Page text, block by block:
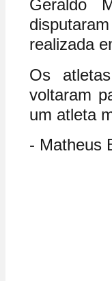
Geraldo
realizada
Os
voltaram
um atleta
- Matheus